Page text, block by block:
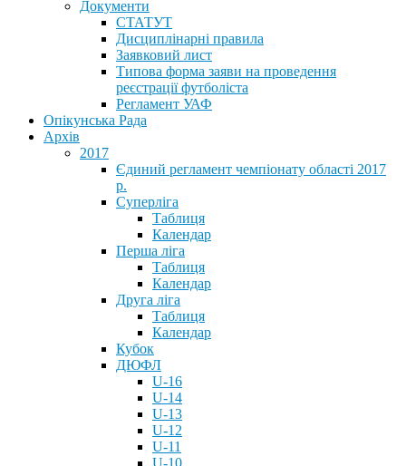
Документи
СТАТУТ
Дисциплінарні правила
Заявковий лист
Типова форма заяви на проведення
реєстрації футболіста
Регламент УАФ
Опікунська Рада
Архів
2017
Єдиний регламент чемпіонату області 2017
р.
Суперліга
Таблиця
Календар
Перша ліга
Таблиця
Календар
Друга ліга
Таблиця
Календар
Кубок
ДЮФЛ
U-16
U-14
U-13
U-12
U-11
U-10